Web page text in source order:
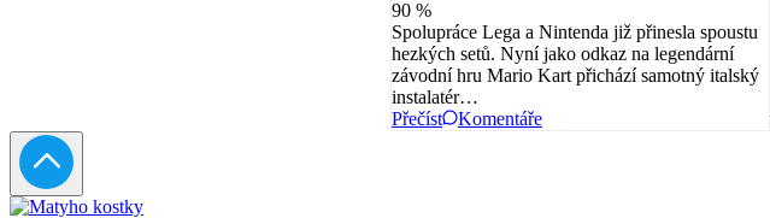
90 %
Spolupráce Lega a Nintenda již přinesla spoustu
hezkých setů. Nyní jako odkaz na legendární
závodní hru Mario Kart přichází samotný italský
instalatér…
Přečíst
Komentáře